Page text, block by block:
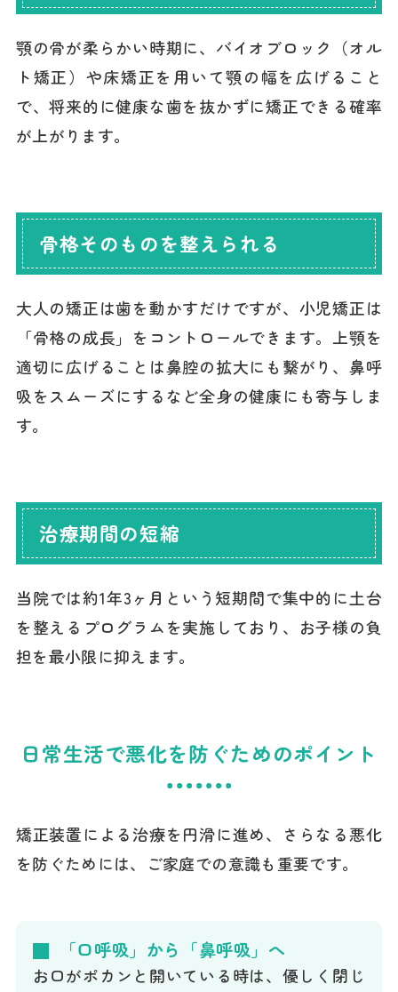
顎の骨が柔らかい時期に、バイオブロック（オル
ト矯正）や床矯正を用いて顎の幅を広げること
で、将来的に健康な歯を抜かずに矯正できる確率
が上がります。
骨格そのものを整えられる
大人の矯正は歯を動かすだけですが、小児矯正は
「骨格の成長」をコントロールできます。上顎を
適切に広げることは鼻腔の拡大にも繋がり、鼻呼
吸をスムーズにするなど全身の健康にも寄与しま
す。
治療期間の短縮
当院では約1年3ヶ月という短期間で集中的に土台
を整えるプログラムを実施しており、お子様の負
担を最小限に抑えます。
日常生活で悪化を防ぐためのポイント
矯正装置による治療を円滑に進め、さらなる悪化
を防ぐためには、ご家庭での意識も重要です。
「口呼吸」から「鼻呼吸」へ
お口がポカンと開いている時は、優しく閉じ